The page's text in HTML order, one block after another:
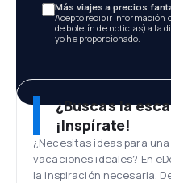
Más viajes a precios
Acepto recibir información
de boletín de noticias) a la
yo he proporcionado.
¿Buscas la
¡Inspírate!
¿Necesitas ideas para
vacaciones ideales? En
la inspiración necesaria.